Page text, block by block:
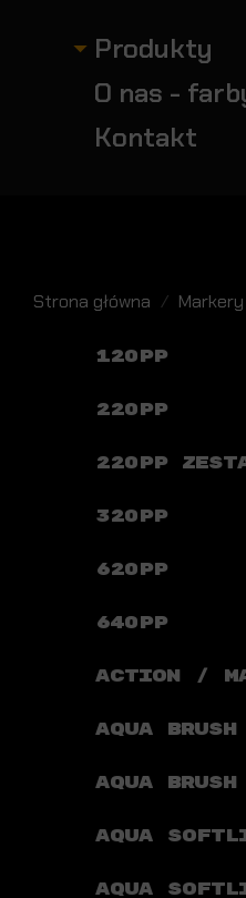
Produkty
O nas -
Kontakt
Strona główna Markery
120PP
220PP
220PP
320PP
620PP
640PP
ACTION /
AQUA BRUSH
AQUA BRUSH
AQUA
AQUA